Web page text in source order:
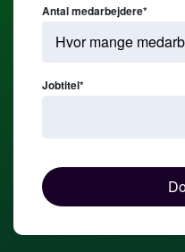
Antal medarbejdere*
Jobtitel*